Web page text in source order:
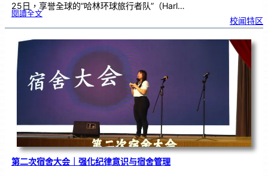
25日，享誉全球的“哈林环球旅行者队”（Harl…
閱讀全文:大
也
浇
灭
热
队
惊
喜
现
身
芙
校闻特区
第二次宿舍大会｜强化纪律意识与宿舍管理